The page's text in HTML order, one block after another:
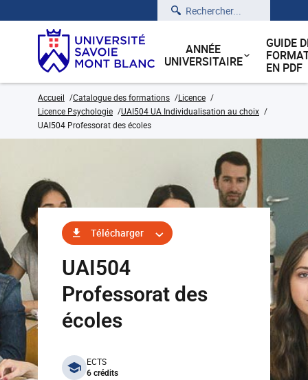
Rechercher
ANNÉE
UNIVERSITAIRE
GUIDE
EN PDF
Accueil Catalogue des formations
Licence
Licence Psychologie
UAI504 UA Individualisation au choix
UAI504 Professorat des écoles
Télécharger
UAI504
Professorat des
écoles
benefits
ECTS
6 crédits